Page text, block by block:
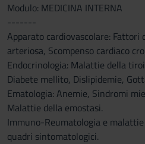
Modulo: MEDICINA INTERNA
-------
Apparato cardiovascolare: Fattori
arteriosa, Scompenso cardiaco
Endocrinologia: Malattie della
Diabete mellito, Dislipidemie,
Ematologia: Anemie, Sindromi
Malattie della emostasi.
Immuno-Reumatologia e
quadri sintomatologici.